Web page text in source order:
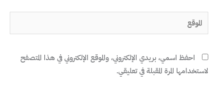
الموقع
احفظ اسمي، بريدي الإلكتروني، والموقع الإلكتروني في هذا المتصفح
لاستخدامها المرة المقبلة في تعليقي.